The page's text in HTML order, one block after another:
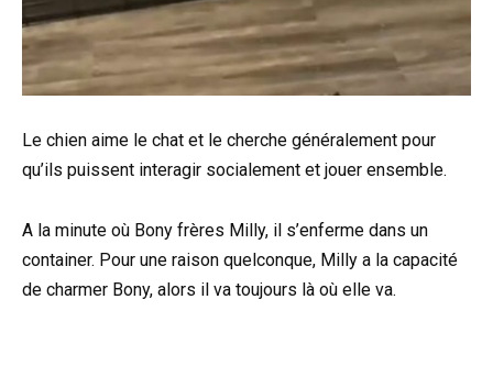
Le chien aime le chat et le cherche généralement pour
qu’ils puissent interagir socialement et jouer ensemble.
A la minute où Bony frères Milly, il s’enferme dans un
container. Pour une raison quelconque, Milly a la capacité
de charmer Bony, alors il va toujours là où elle va.